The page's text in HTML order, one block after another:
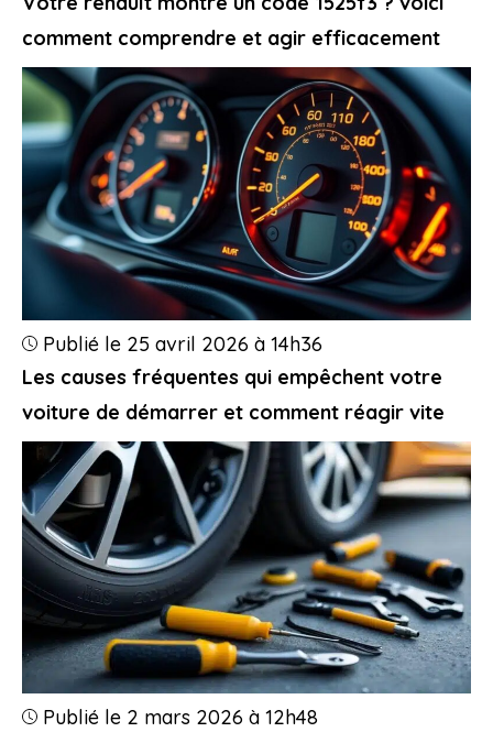
comment comprendre et agir efficacement
Les causes fréquentes qui empêchent votre
voiture de démarrer et comment réagir vite
Publié le 25 avril 2026 à 14h36
Publié le 2 mars 2026 à 12h48